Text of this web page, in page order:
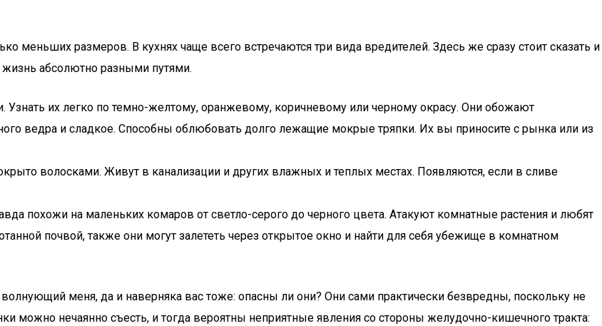
размеров. В кухнях чаще всего встречаются три вида вредителей. Здесь же сразу стоит сказать и
абсолютно разными путями.
их легко по темно-желтому, оранжевому, коричневому или черному окрасу. Они обожают
ведра и сладкое. Способны облюбовать долго лежащие мокрые тряпки. Их вы приносите с рынка или из
волосками. Живут в канализации и других влажных и теплых местах. Появляются, если в сливе
похожи на маленьких комаров от светло-серого до черного цвета. Атакуют комнатные растения и любят
почвой, также они могут залететь через открытое окно и найти для себя убежище в комнатном
меня, да и наверняка вас тоже: опасны ли они? Они сами практически безвредны, поскольку не
можно нечаянно съесть, и тогда вероятны неприятные явления со стороны желудочно-кишечного тракта: